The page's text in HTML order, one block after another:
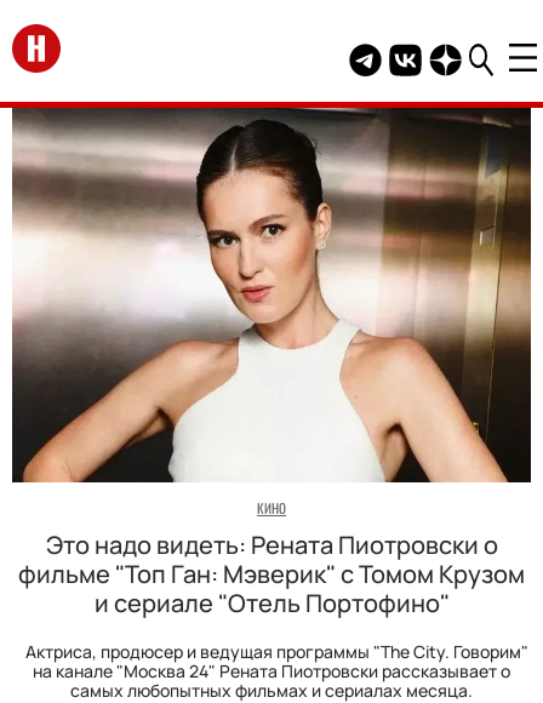
Перейти на главную
Telegram канал
Группа HELLO
Канал
КИНО
Это надо видеть: Рената Пиотровски о
фильме "Топ Ган: Мэверик" с Томом Крузом
и сериале "Отель Портофино"
Актриса, продюсер и ведущая программы "The City. Говорим"
на канале "Москва 24" Рената Пиотровски рассказывает о
самых любопытных фильмах и сериалах месяца.